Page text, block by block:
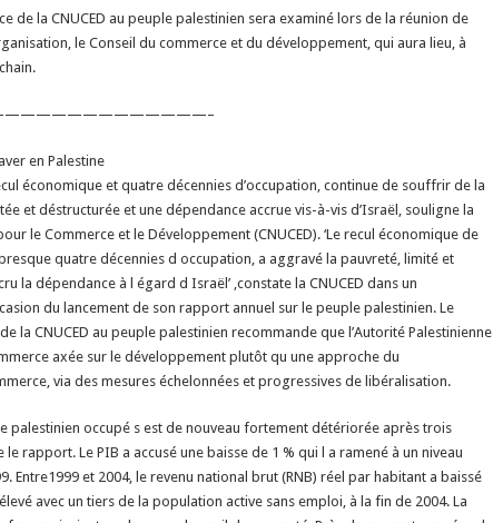
de la CNUCED au peuple palestinien sera examiné lors de la réunion de
le Conseil du commerce et du développement, qui aura lieu, à
en Palestine
économique et quatre décennies d’occupation, continue de souffrir de la
et déstructurée et une dépendance accrue vis-à-vis d’Israël, souligne la
le Commerce et le Développement (CNUCED). ‘Le recul économique de
quatre décennies d occupation, a aggravé la pauvreté, limité et
la dépendance à l égard d Israël’ ,constate la CNUCED dans un
du lancement de son rapport annuel sur le peuple palestinien. Le
la CNUCED au peuple palestinien recommande que l’Autorité Palestinienne
axée sur le développement plutôt qu une approche du
via des mesures échelonnées et progressives de libéralisation.
palestinien occupé s est de nouveau fortement détériorée après trois
rapport. Le PIB a accusé une baisse de 1 % qui l a ramené à un niveau
Entre1999 et 2004, le revenu national brut (RNB) réel par habitant a baissé
avec un tiers de la population active sans emploi, à la fin de 2004. La